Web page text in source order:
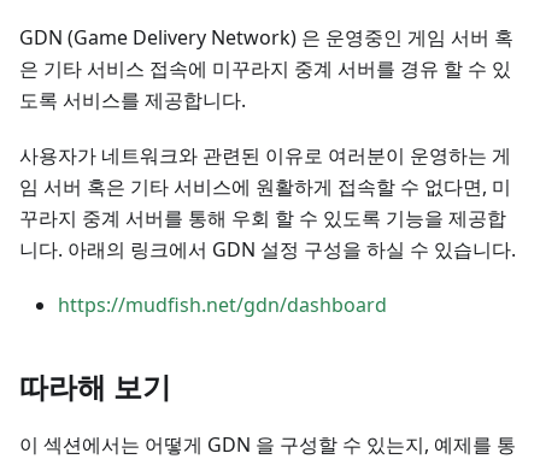
GDN (Game Delivery Network) 은 운영중인 게임 서버 혹
은 기타 서비스 접속에 미꾸라지 중계 서버를 경유 할 수 있
도록 서비스를 제공합니다.
사용자가 네트워크와 관련된 이유로 여러분이 운영하는 게
임 서버 혹은 기타 서비스에 원활하게 접속할 수 없다면, 미
꾸라지 중계 서버를 통해 우회 할 수 있도록 기능을 제공합
니다. 아래의 링크에서 GDN 설정 구성을 하실 수 있습니다.
https://mudfish.net/gdn/dashboard
따라해 보기
이 섹션에서는 어떻게 GDN 을 구성할 수 있는지, 예제를 통